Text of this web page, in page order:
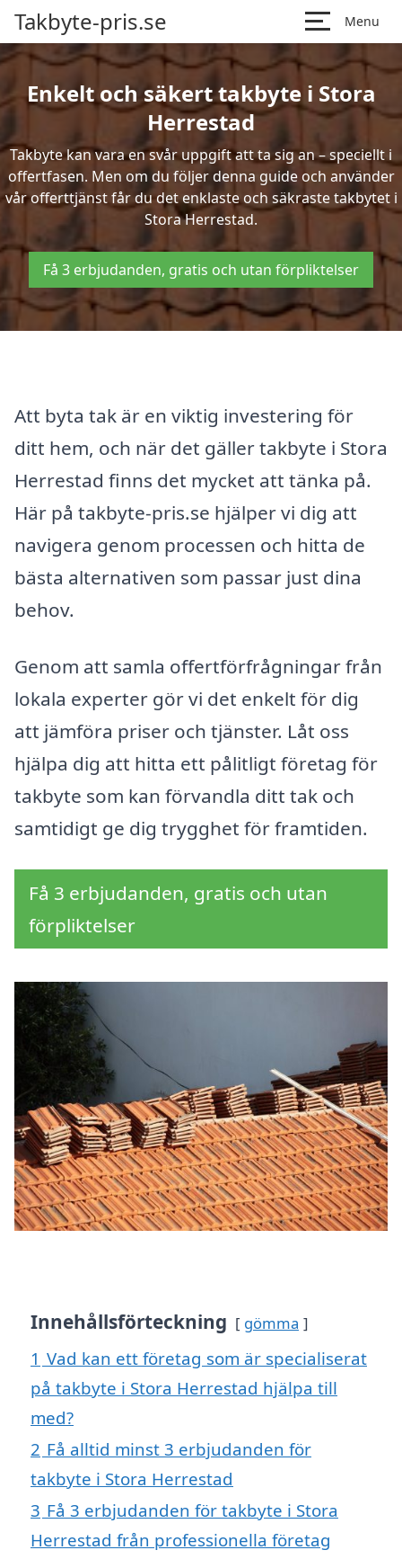
Takbyte-pris.se Menu
Enkelt och säkert takbyte i Stora
Herrestad
Takbyte kan vara en svår uppgift att ta sig an – speciellt i
offertfasen. Men om du följer denna guide och använder
vår offerttjänst får du det enklaste och säkraste takbytet i
Stora Herrestad.
Få 3 erbjudanden, gratis och utan förpliktelser
Att byta tak är en viktig investering för
ditt hem, och när det gäller takbyte i Stora
Herrestad finns det mycket att tänka på.
Här på takbyte-pris.se hjälper vi dig att
navigera genom processen och hitta de
bästa alternativen som passar just dina
behov.
Genom att samla offertförfrågningar från
lokala experter gör vi det enkelt för dig
att jämföra priser och tjänster. Låt oss
hjälpa dig att hitta ett pålitligt företag för
takbyte som kan förvandla ditt tak och
samtidigt ge dig trygghet för framtiden.
Få 3 erbjudanden, gratis och utan
förpliktelser
Innehållsförteckning gömma
1 Vad kan ett företag som är specialiserat
på takbyte i Stora Herrestad hjälpa till
med?
2 Få alltid minst 3 erbjudanden för
takbyte i Stora Herrestad
3 Få 3 erbjudanden för takbyte i Stora
Herrestad från professionella företag